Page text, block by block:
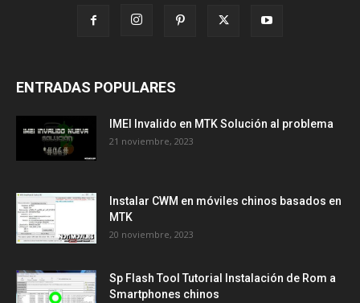
ENTRADAS POPULARES
IMEI Invalido en MTK Solución al problema
21 noviembre, 2023
Instalar CWM en móviles chinos basados en
MTK
20 noviembre, 2023
Sp Flash Tool Tutorial Instalación de Rom a
Smartphones chinos